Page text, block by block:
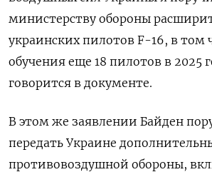
министерству обороны
украинских пилотов F-16, в том
обучения еще 18 пилотов в 2025
говорится в документе.
В этом же заявлении Байден
передать Украине
противовоздушной обороны,